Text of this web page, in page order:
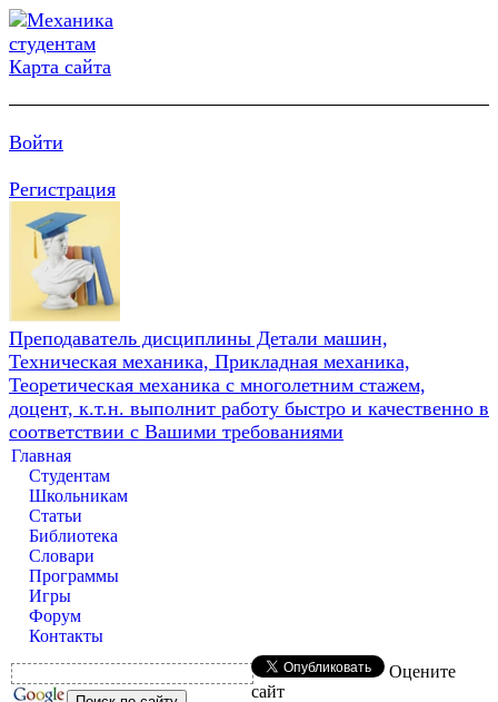
Карта сайта
Войти
Регистрация
Преподаватель дисциплины Детали машин,
Техническая механика, Прикладная механика,
Теоретическая механика с многолетним стажем,
доцент, к.т.н. выполнит работу быстро и качественно в
соответствии с Вашими требованиями
Главная
Студентам
Школьникам
Статьи
Библиотека
Словари
Программы
Игры
Форум
Контакты
Оцените
сайт